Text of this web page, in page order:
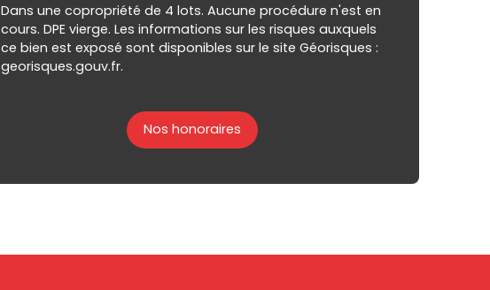
Dans une copropriété de 4 lots. Aucune procédure n'est en
cours. DPE vierge. Les informations sur les risques auxquels
ce bien est exposé sont disponibles sur le site Géorisques :
georisques.gouv.fr.
Nos honoraires